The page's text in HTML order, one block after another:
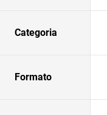
Categoria
Formato